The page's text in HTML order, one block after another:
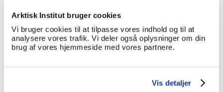
Arktisk Institut bruger cookies
Vi bruger cookies til at tilpasse vores indhold og til at
analysere vores trafik. Vi deler også oplysninger om din
brug af vores hjemmeside med vores partnere.
Vis detaljer
referater og oversigter over bl.a.
grønlændergæld m.m.
Katersugaasivia Allagaateqarfialu /